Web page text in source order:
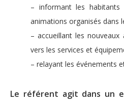
– informant les
animations organisés dans
– accueillant les
vers les services et
– relayant les événements
Le référent agit dans un